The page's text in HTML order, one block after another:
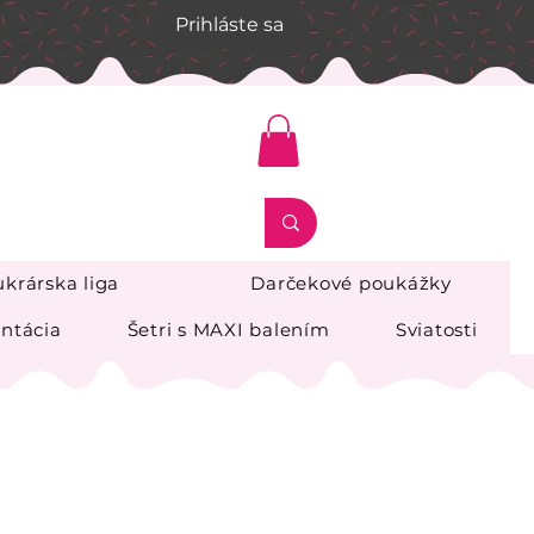
Prihláste sa
liga Darčekové poukážky
Šetri s MAXI balením Sviatosti